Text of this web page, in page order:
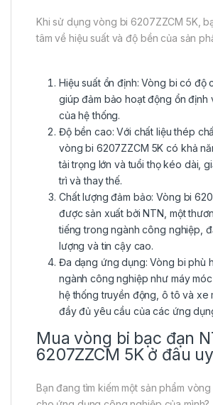
Khi sử dụng vòng bi 6207ZZCM 5K,
tâm về hiệu suất và độ bền của sản
Hiệu suất ổn định: Vòng bi có độ
giúp đảm bảo hoạt động ổn định
của hệ thống.
Độ bền cao: Với chất liệu thép
vòng bi 6207ZZCM 5K có khả
tải trọng lớn và tuổi thọ kéo dài,
trì và thay thế.
Chất lượng đảm bảo: Vòng bi
được sản xuất bởi NTN, một
tiếng trong ngành công nghiệp,
lượng và tin cậy cao.
Đa dạng ứng dụng: Vòng bi phù
ngành công nghiệp như máy
hệ thống truyền động, ô tô và xe
đầy đủ yêu cầu của các ứng
Mua vòng bi bạc đạn
6207ZZCM 5K ở đâu
Bạn đang tìm kiếm một sản phẩm